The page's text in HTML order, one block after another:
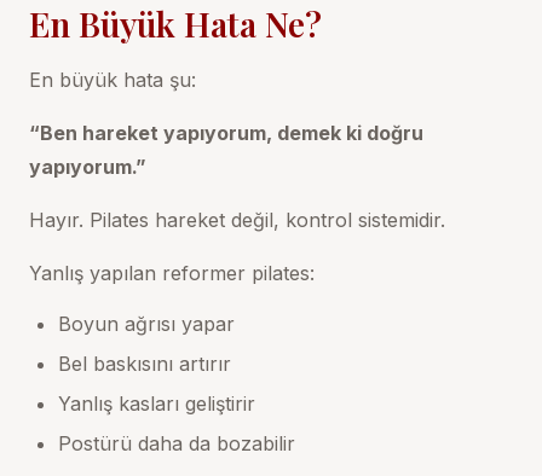
En Büyük Hata Ne?
En büyük hata şu:
“Ben hareket yapıyorum, demek ki doğru
yapıyorum.”
Hayır. Pilates hareket değil, kontrol sistemidir.
Yanlış yapılan reformer pilates:
Boyun ağrısı yapar
Bel baskısını artırır
Yanlış kasları geliştirir
Postürü daha da bozabilir